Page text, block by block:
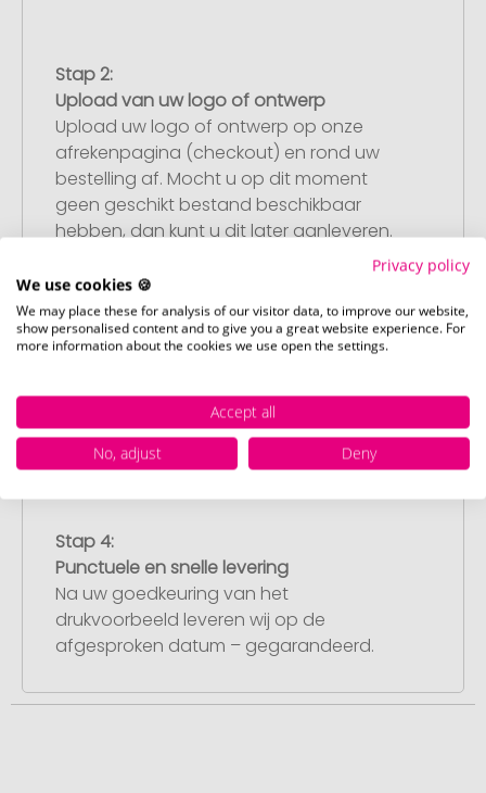
Stap 2:
Upload van uw logo of ontwerp
Upload uw logo of ontwerp op onze
afrekenpagina (checkout) en rond uw
bestelling af. Mocht u op dit moment
geen geschikt bestand beschikbaar
hebben, dan kunt u dit later aanleveren.
Stap 3:
Artikelvoorbeeld en goedkeuring
drukvoorbeeld met uw ontwerp. Zodra u
dit heeft goedgekeurd, starten wij direct
met de productie.
Stap 4:
Punctuele en snelle levering
Na uw goedkeuring van het
drukvoorbeeld leveren wij op de
afgesproken datum – gegarandeerd.
Privacy policy
We use cookies 🍪
We may place these for analysis of our visitor data, to improve our website,
show personalised content and to give you a great website experience. For
more information about the cookies we use open the settings.
Accept all
No, adjust
Deny